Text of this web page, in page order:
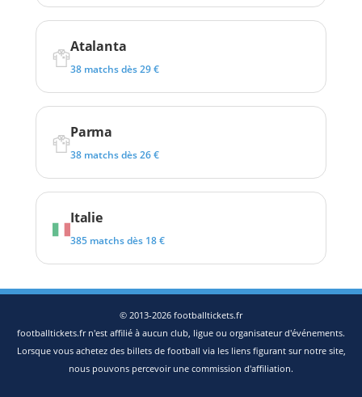
Atalanta
38 matchs dès 29 €
Parma
38 matchs dès 26 €
Italie
385 matchs dès 18 €
© 2013-2026 footballtickets.fr
footballtickets.fr n'est affilié à aucun club, ligue ou organisateur d'événements.
Lorsque vous achetez des billets de football via les liens figurant sur notre site,
nous pouvons percevoir une commission d'affiliation.